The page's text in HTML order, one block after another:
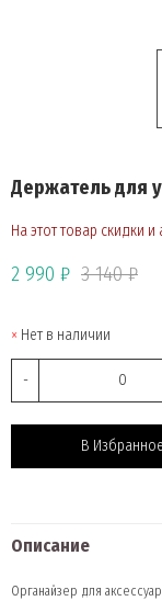
Держатель для
На этот товар скидки
2 990 ₽ 3 140 ₽
Нет в наличии
-
В Избранное
Описание
Органайзер для